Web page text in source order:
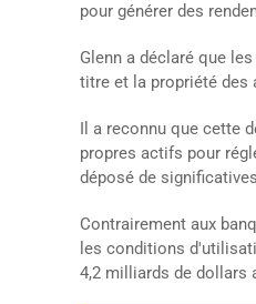
pour générer des
Glenn a déclaré que
titre et la propriété des
Il a reconnu que cette
propres actifs pour
déposé de
Contrairement aux
les conditions
4,2 milliards de dollars